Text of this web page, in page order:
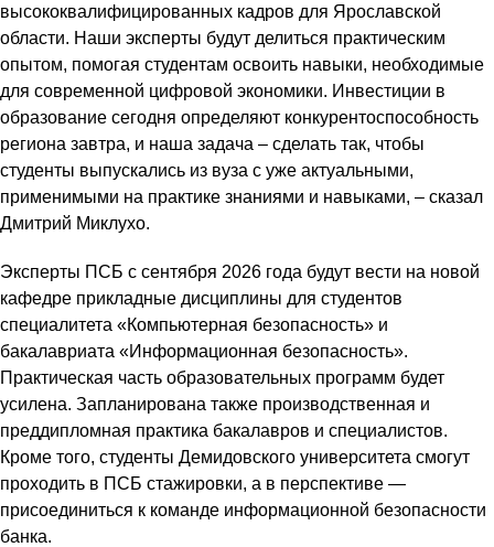
высококвалифицированных кадров для Ярославской
области. Наши эксперты будут делиться практическим
опытом, помогая студентам освоить навыки, необходимые
для современной цифровой экономики. Инвестиции в
образование сегодня определяют конкурентоспособность
региона завтра, и наша задача – сделать так, чтобы
студенты выпускались из вуза с уже актуальными,
применимыми на практике знаниями и навыками, – сказал
Дмитрий Миклухо.
Эксперты ПСБ с сентября 2026 года будут вести на новой
кафедре прикладные дисциплины для студентов
специалитета «Компьютерная безопасность» и
бакалавриата «Информационная безопасность».
Практическая часть образовательных программ будет
усилена. Запланирована также производственная и
преддипломная практика бакалавров и специалистов.
Кроме того, студенты Демидовского университета смогут
проходить в ПСБ стажировки, а в перспективе —
присоединиться к команде информационной безопасности
банка.